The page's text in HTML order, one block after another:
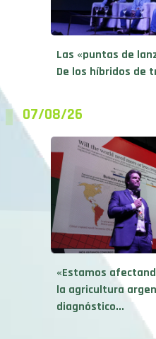
Las «puntas de
De los híbridos de
07/08/26
«Estamos
la agricultura
diagnóstico...